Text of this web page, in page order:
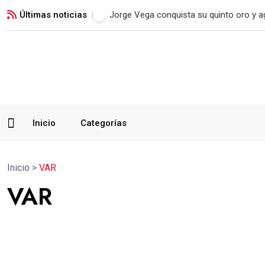
Últimas noticias Real Madrid blinda a Vinicius Jr. hasta
Inicio Categorías
Inicio > VAR
VAR